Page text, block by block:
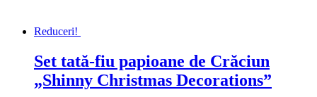
Reduceri!
Set tată-fiu papioane de Crăciun
„Shinny Christmas Decorations”